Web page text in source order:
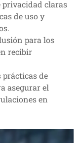
privacidad claras
de uso y
para los
recibir
de
asegurar el
en